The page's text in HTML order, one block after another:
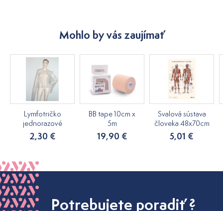
Mohlo by vás zaujímať
Lymfotričko
jednorazové
2,30 €
BB tape 10cm x
5m
19,90 €
Svalová sústava
človeka 48x70cm
5,01 €
Potrebujete poradiť ?